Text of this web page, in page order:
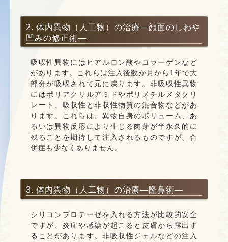
2. 体内異物（人工物）の治療―顔面のしわや
凹みの修正術―
吸収性異物にはヒアルロン酸やコラーゲンなど
があります。これらは注入後数か月から1年で大
部分が吸収されて元に戻ります。非吸収性異物
にはポリアクリルアミドやポリメチルメタクリ
レート、吸収性と非収性物質の混合物などがあ
ります。これらは、異物自身のボリューム、あ
るいは異物反応により生じる肉芽が半永久的に
残ることを期待して注入されるものですが、合
併症も少なくありません。
3. 体内異物（人工物）の治療―隆鼻術―
シリコンプロテーゼを入れる方法が比較的安全
ですが、炎症や感染が起こると皮膚から露出す
ることがあります。非吸収性ジェルなどの注入